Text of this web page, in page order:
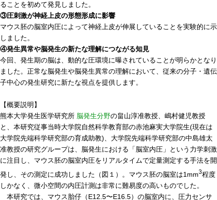
腎臓発生分野
生殖発生分野
筋発生再生分野
入学・求人案内
入学者案内
求人案内
研究支援
リエゾンラボLILAについて
リエゾンラボ利用申込み
組織標本作製・HE染色
ることを初めて発見しました。
③圧刺激が神経上皮の形態形成に影響
マウス胚の脳室内圧によって神経上皮が伸展していることを実験的に示
しました。
④発生異常や脳発生の新たな理解につながる知見
今回、発生期の脳は、動的な圧環境に曝されていることが明らかとなり
ました。正常な脳発生や脳発生異常の理解において、従来の分子・遺伝
子中心の発生研究に新たな視点を提供します。
【概要説明】
熊本大学発生医学研究所 脳発生分野の畠山淳准教授、嶋村健児教授
と、本研究従事当時大学院自然科学教育部の赤池麻実大学院生(現在は
大学院先端科学研究部の育成助教)、大学院先端科学研究部の中島雄太
准教授の研究グループは、脳発生における「脳室内圧」という力学刺激
に注目し、マウス胚の脳室内圧をリアルタイムで定量測定する手法を開
発し、その測定に成功しました（図１）。マウス胚の脳室は1mm3程度
しかなく、微小空間の内圧計測は非常に難易度の高いものでした。
本研究では、マウス胎仔（E12.5〜E16.5）の脳室内に、圧力センサ